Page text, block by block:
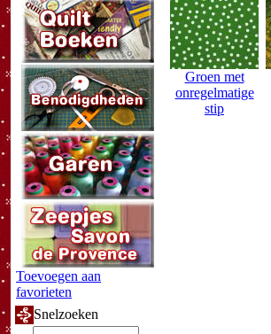
Toevoegen aan
favorieten
Snelzoeken
Groen met
onregelmatige
stip